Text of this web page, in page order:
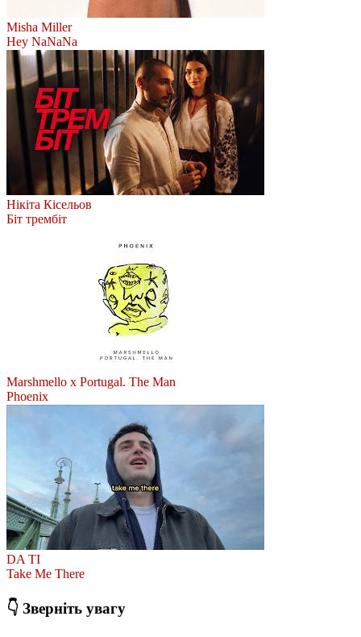
Misha Miller
Hey NaNaNa
Нікіта Кісельов
Біт трембіт
Marshmello x Portugal. The Man
Phoenix
DA TI
Take Me There
👇 Зверніть увагу